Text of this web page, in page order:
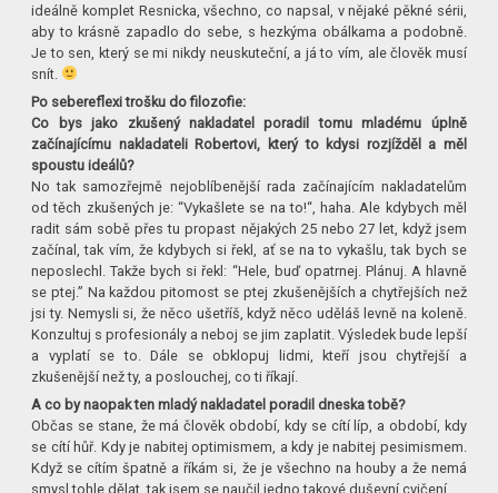
ideálně komplet Resnicka, všechno, co napsal, v nějaké pěkné sérii,
aby to krásně zapadlo do sebe, s hezkýma obálkama a podobně.
Je to sen, který se mi nikdy neuskuteční, a já to vím, ale člověk musí
snít.
Po sebereflexi trošku do filozofie:
Co bys jako zkušený nakladatel poradil tomu mladému úplně
začínajícímu nakladateli Robertovi, který to kdysi rozjížděl a měl
spoustu ideálů?
No tak samozřejmě nejoblíbenější rada začínajícím nakladatelům
od těch zkušených je: “Vykašlete se na to!“, haha. Ale kdybych měl
radit sám sobě přes tu propast nějakých 25 nebo 27 let, když jsem
začínal, tak vím, že kdybych si řekl, ať se na to vykašlu, tak bych se
neposlechl. Takže bych si řekl: “Hele, buď opatrnej. Plánuj. A hlavně
se ptej.” Na každou pitomost se ptej zkušenějších a chytřejších než
jsi ty. Nemysli si, že něco ušetříš, když něco uděláš levně na koleně.
Konzultuj s profesionály a neboj se jim zaplatit. Výsledek bude lepší
a vyplatí se to. Dále se obklopuj lidmi, kteří jsou chytřejší a
zkušenější než ty, a poslouchej, co ti říkají.
A co by naopak ten mladý nakladatel poradil dneska tobě?
Občas se stane, že má člověk období, kdy se cítí líp, a období, kdy
se cítí hůř. Kdy je nabitej optimismem, a kdy je nabitej pesimismem.
Když se cítím špatně a říkám si, že je všechno na houby a že nemá
smysl tohle dělat, tak jsem se naučil jedno takové duševní cvičení.